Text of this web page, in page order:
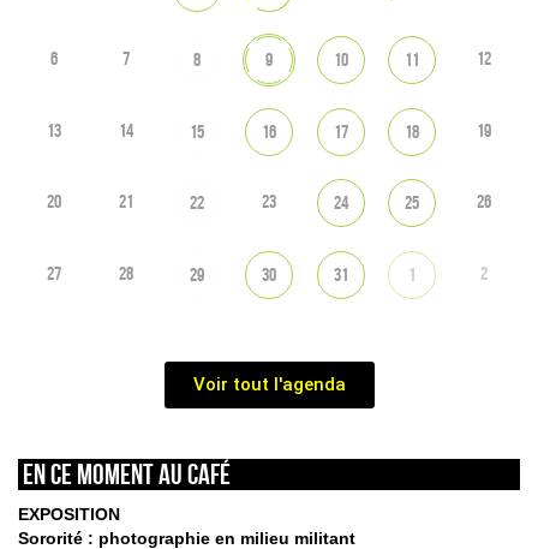
6 7 8 9 10 11 12
13 14 15 16 17 18 19
20 21 22 23 24 25 26
27 28 29 30 31 1 2
Voir tout l'agenda
En ce moment au café
EXPOSITION
Sororité : photographie en milieu militant